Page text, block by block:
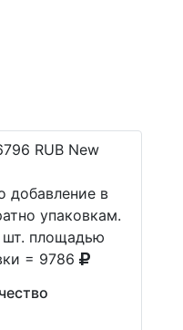
RUB New
добавление в
упаковкам.
шт. площадью
= 9786